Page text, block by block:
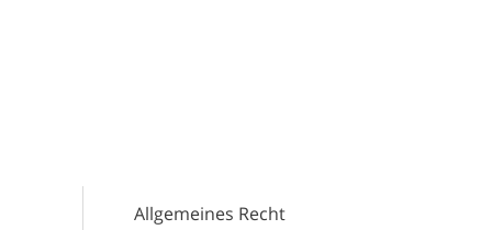
Allgemeines Recht